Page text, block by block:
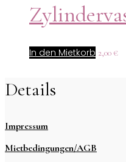
In den Mietkorb 2,00 €
Details
Impressum
Mietbedingungen/AGB